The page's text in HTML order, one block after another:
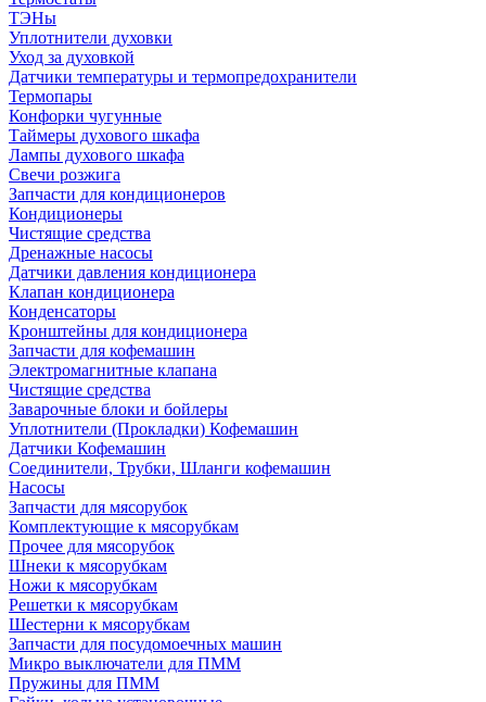
ТЭНы
Уплотнители духовки
Уход за духовкой
Датчики температуры и термопредохранители
Термопары
Конфорки чугунные
Таймеры духового шкафа
Лампы духового шкафа
Свечи розжига
Запчасти для кондиционеров
Кондиционеры
Чистящие средства
Дренажные насосы
Датчики давления кондиционера
Клапан кондиционера
Конденсаторы
Кронштейны для кондиционера
Запчасти для кофемашин
Электромагнитные клапана
Чистящие средства
Заварочные блоки и бойлеры
Уплотнители (Прокладки) Кофемашин
Датчики Кофемашин
Соединители, Трубки, Шланги кофемашин
Насосы
Запчасти для мясорубок
Комплектующие к мясорубкам
Прочее для мясорубок
Шнеки к мясорубкам
Ножи к мясорубкам
Решетки к мясорубкам
Шестерни к мясорубкам
Запчасти для посудомоечных машин
Микро выключатели для ПММ
Пружины для ПММ